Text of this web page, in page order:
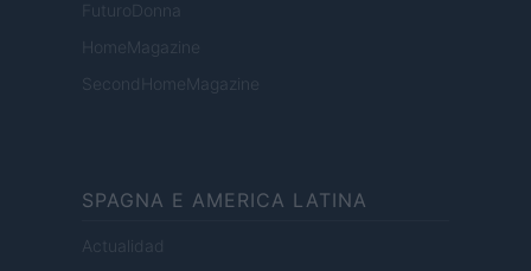
FuturoDonna
HomeMagazine
SecondHomeMagazine
SPAGNA E AMERICA LATINA
Actualidad